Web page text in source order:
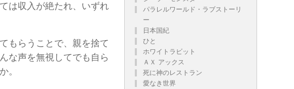
は収入が絶たれ、いずれ
もらうことで、親を捨て
な声を無視してでも自ら
。
パラレルワールド・ラブストーリ
ー
日本国紀
ひと
ホワイトラビット
ＡＸ アックス
死に神のレストラン
愛なき世界